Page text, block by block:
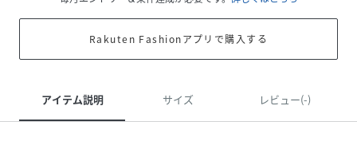
Rakuten Fashionアプリで購入する
アイテム説明 サイズ レビュー(-)